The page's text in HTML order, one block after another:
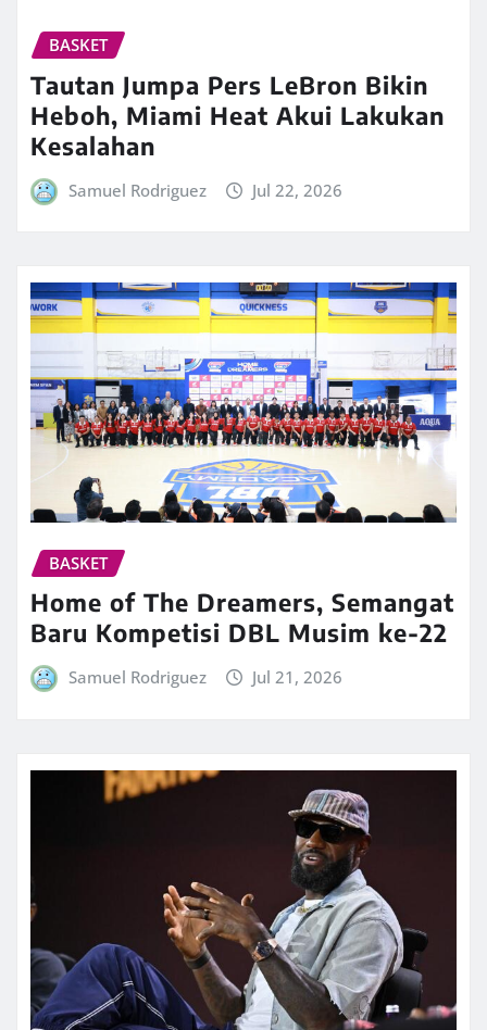
BASKET
Tautan Jumpa Pers LeBron Bikin
Heboh, Miami Heat Akui Lakukan
Kesalahan
Samuel Rodriguez Jul 22, 2026
BASKET
Home of The Dreamers, Semangat
Baru Kompetisi DBL Musim ke-22
Samuel Rodriguez Jul 21, 2026